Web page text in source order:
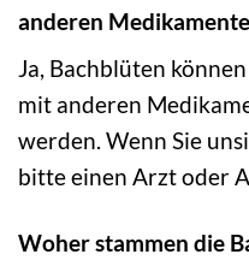
anderen
Ja, Bachblüten
mit anderen
werden. Wenn Sie
bitte einen Arzt oder
Woher stammen die